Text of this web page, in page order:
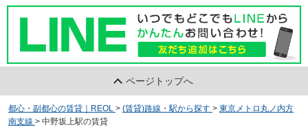
ページトップへ
都心・副都心の賃貸｜REOL > (賃貸)路線・駅から探す > 東京メトロ丸ノ内方
南支線 > 中野坂上駅の賃貸